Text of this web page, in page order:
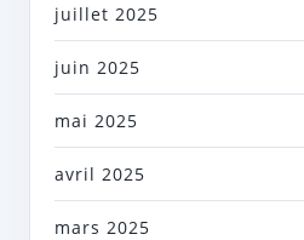
juillet 2025
juin 2025
mai 2025
avril 2025
mars 2025